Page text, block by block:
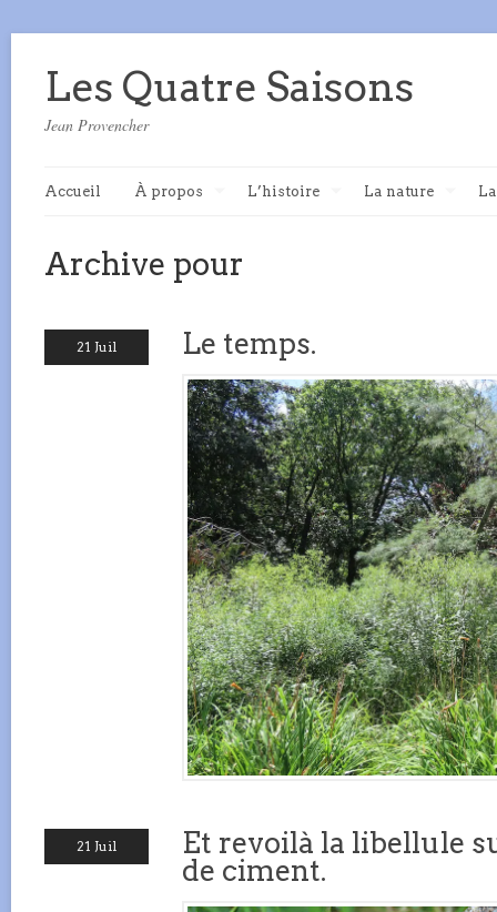
Les Quatre Saisons
Jean Provencher
Accueil À propos L’histoire La nature
Archive pour
21 Juil Le temps.
21 Juil
Et revoilà la libellule
de ciment.